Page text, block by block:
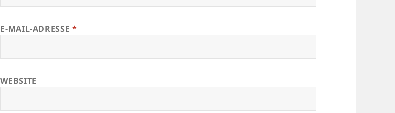
E-MAIL-ADRESSE *
WEBSITE